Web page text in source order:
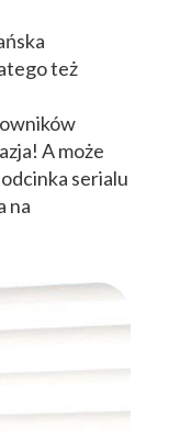
też
A może
serialu
na